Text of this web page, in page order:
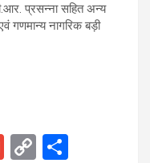
प्रसन्ना सहित अन्य
गणमान्य नागरिक बड़ी
G
C